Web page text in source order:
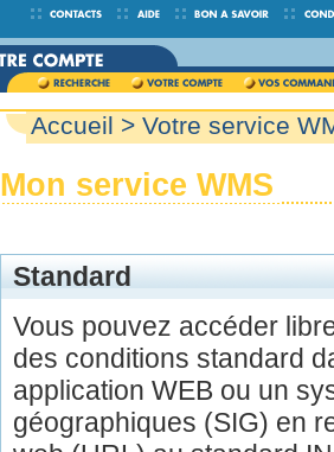
Accueil > Votre service
Mon service WMS
Standard
Vous pouvez accéder
des conditions standard
application WEB ou un
géographiques (SIG) en